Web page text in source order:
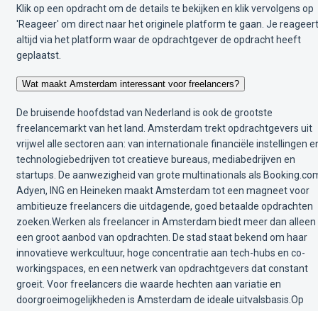
Klik op een opdracht om de details te bekijken en klik vervolgens op
'Reageer' om direct naar het originele platform te gaan. Je reageert
altijd via het platform waar de opdrachtgever de opdracht heeft
geplaatst.
Wat maakt Amsterdam interessant voor freelancers?
De bruisende hoofdstad van Nederland is ook de grootste
freelancemarkt van het land. Amsterdam trekt opdrachtgevers uit
vrijwel alle sectoren aan: van internationale financiële instellingen
technologiebedrijven tot creatieve bureaus, mediabedrijven en
startups. De aanwezigheid van grote multinationals als
Adyen, ING en Heineken maakt Amsterdam tot een magneet voor
ambitieuze freelancers die uitdagende, goed betaalde opdrachten
zoeken.Werken als freelancer in Amsterdam biedt meer dan alleen
een groot aanbod van opdrachten. De stad staat bekend om haar
innovatieve werkcultuur, hoge concentratie aan tech-hubs en co-
workingspaces, en een netwerk van opdrachtgevers dat constant
groeit. Voor freelancers die waarde hechten aan variatie en
doorgroeimogelijkheden is Amsterdam de ideale uitvalsbasis.Op